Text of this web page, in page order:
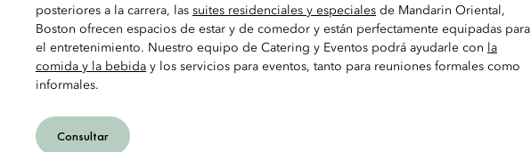
posteriores a la carrera, las suites residenciales y especiales de Mandarin Oriental,
Boston ofrecen espacios de estar y de comedor y están perfectamente equipadas para
el entretenimiento. Nuestro equipo de Catering y Eventos podrá ayudarle con
la
comida y la bebida y los servicios para eventos, tanto para reuniones formales como
informales.
Consultar